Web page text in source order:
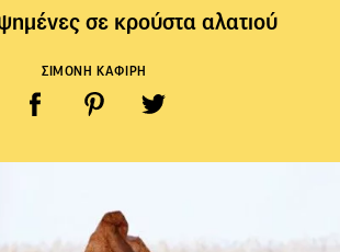
σε κρούστα αλατιού
ΣΙΜΟΝΗ ΚΑΦΙΡΗ